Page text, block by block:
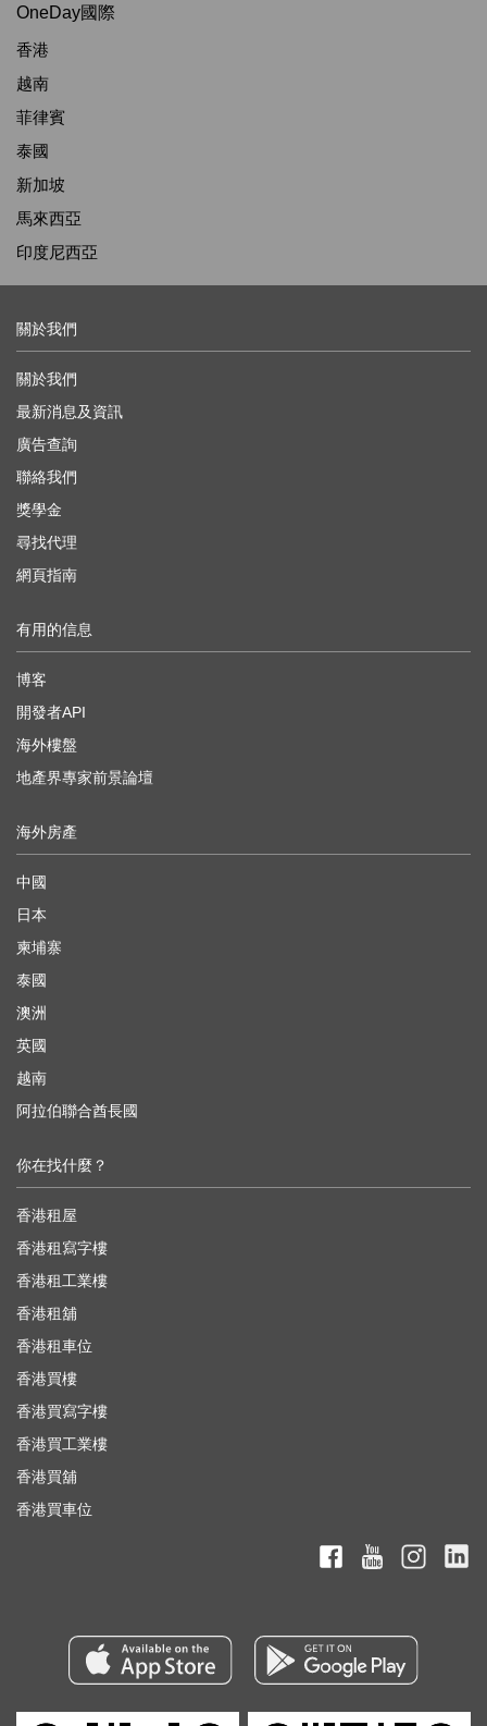
OneDay國際
香港
越南
菲律賓
泰國
新加坡
馬來西亞
印度尼西亞
關於我們
關於我們
最新消息及資訊
廣告查詢
聯絡我們
獎學金
尋找代理
網頁指南
有用的信息
博客
開發者API
海外樓盤
地產界專家前景論壇
海外房產
中國
日本
柬埔寨
泰國
澳洲
英國
越南
阿拉伯聯合酋長國
你在找什麼？
香港租屋
香港租寫字樓
香港租工業樓
香港租舖
香港租車位
香港買樓
香港買寫字樓
香港買工業樓
香港買舖
香港買車位